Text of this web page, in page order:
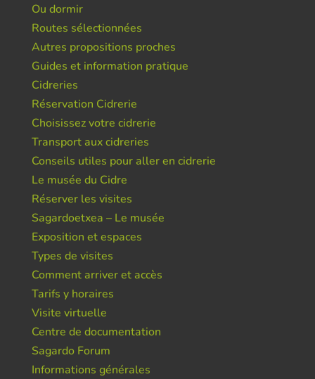
Ou dormir
Routes sélectionnées
Autres propositions proches
Guides et information pratique
Cidreries
Réservation Cidrerie
Choisissez votre cidrerie
Transport aux cidreries
Conseils utiles pour aller en cidrerie
Le musée du Cidre
Réserver les visites
Sagardoetxea – Le musée
Exposition et espaces
Types de visites
Comment arriver et accès
Tarifs y horaires
Visite virtuelle
Centre de documentation
Sagardo Forum
Informations générales